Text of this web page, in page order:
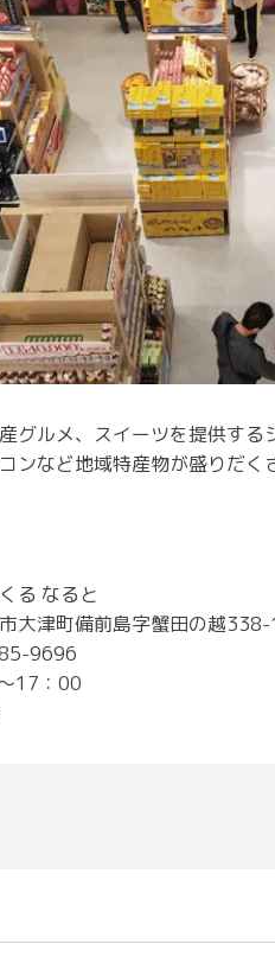
グルメ、スイーツを提供する
ンなど地域特産物が盛りだく
る なると
大津町備前島字蟹田の越338-
9696
17：00